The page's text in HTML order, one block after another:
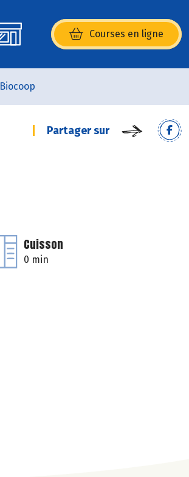
Courses en ligne
(s’ouvre dans une nouvelle
Biocoop
Partager sur
Cuisson
0 min